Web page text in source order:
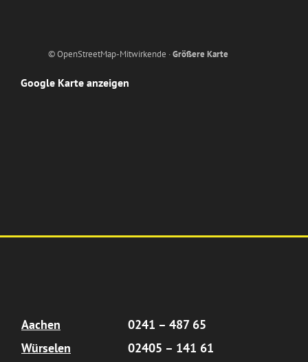
© OpenStreetMap-Mitwirkende ·Größere Karte
Google Karte anzeigen
Aachen
0241 – 487 65
Würselen
02405 – 141 61